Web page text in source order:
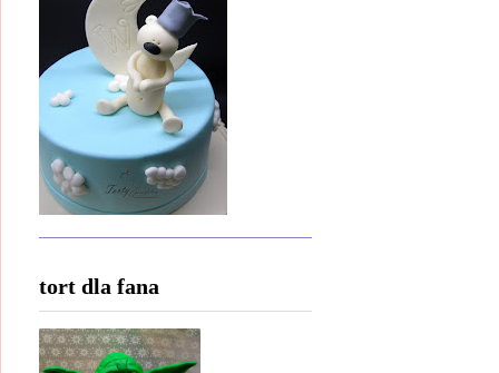
tort dla fana